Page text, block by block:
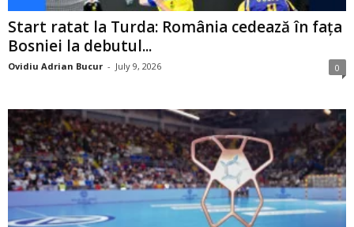
Start ratat la Turda: România cedează în fața
Bosniei la debutul...
Ovidiu Adrian Bucur - July 9, 2026 0